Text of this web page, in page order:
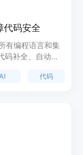
代码安全
有编程语言和集
码补全、自动代
机器学习模型和
AI 代码